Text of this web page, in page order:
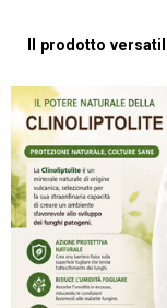
P
Il prodotto